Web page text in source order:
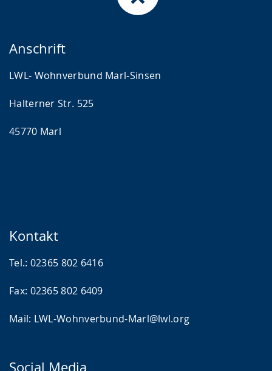
Anschrift
LWL- Wohnverbund Marl-Sinsen
Halterner Str. 525
45770 Marl
Kontakt
Tel.: 02365 802 6416
Fax: 02365 802 6409
Mail: LWL-Wohnverbund-Marl@lwl.org
Social Media